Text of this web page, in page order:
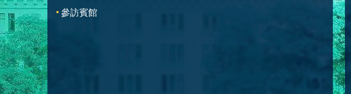
參訪賓館